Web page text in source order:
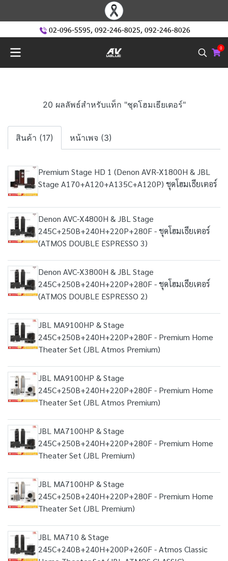
02-096-5595, 092-246-8025, 092-246-8026
0
20 ผลลัพธ์สำหรับแท็ก "ชุดโฮมเธียเตอร์"
สินค้า (17) หน้าเพจ (3)
Premium Stage HD 1 (Denon AVR-X1800H & JBL
Stage A170+A120+A135C+A120P) ชุดโฮมเธียเตอร์
Denon AVC-X4800H & JBL Stage
245C+250B+240H+220P+280F - ชุดโฮมเธียเตอร์
(ATMOS DOUBLE ESPRESSO 3)
Denon AVC-X3800H & JBL Stage
245C+250B+240H+220P+280F - ชุดโฮมเธียเตอร์
(ATMOS DOUBLE ESPRESSO 2)
JBL MA9100HP & Stage
245C+250B+240H+220P+280F - Premium Home
Theater Set (JBL Atmos Premium)
JBL MA9100HP & Stage
245C+250B+240H+220P+280F - Premium Home
Theater Set (JBL Atmos Premium)
JBL MA7100HP & Stage
245C+250B+240H+220P+280F - Premium Home
Theater Set (JBL Premium)
JBL MA7100HP & Stage
245C+250B+240H+220P+280F - Premium Home
Theater Set (JBL Premium)
JBL MA710 & Stage
245C+240B+240H+200P+260F - Atmos Classic